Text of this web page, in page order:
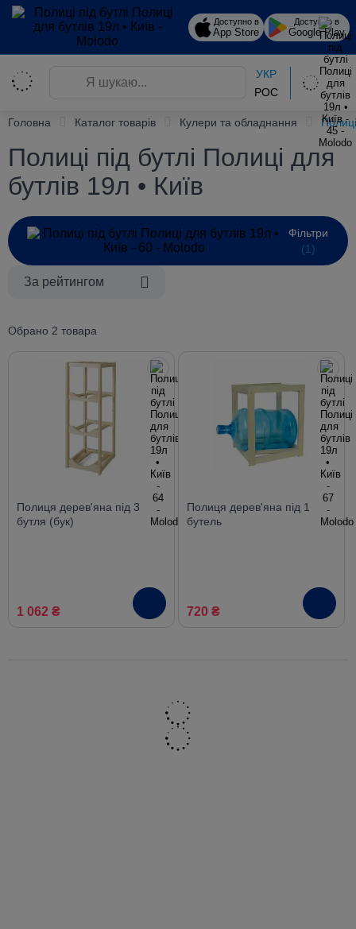
Доступно в
App Store
Доступно в
Google Play
УКР
РОС
Головна Каталог товарів Кулери та обладнання
Полиці під бутлі Полиці для
бутлів 19л • Київ
Фільтри
(1)
За рейтингом
Обрано 2 товара
Полиця дерев'яна під 3
бутля (бук)
1 062 ₴
Полиця дерев'яна під 1
бутель
720 ₴